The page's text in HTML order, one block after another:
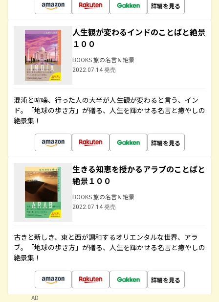
詳細を見る
人生観が変わるインドのことばと絶景
１００
BOOKS 旅の名言＆絶景
2022.07.14 発売
混沌と喧噪、行った人の大半が人生観が変わると言う、イン
ド。「地球の歩き方」が贈る、人生を輝かせる名言と癒やしの
絶景集！
詳細を見る
生きる知恵を授かるアラブのことばと
絶景１００
BOOKS 旅の名言＆絶景
2022.07.14 発売
古きと新しき、東と西が調和するオリエンタルな世界、アラ
ブ。「地球の歩き方」が贈る、人生を輝かせる名言と癒やしの
絶景集！
詳細を見る
AD